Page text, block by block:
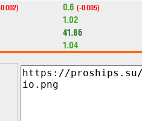
0.6 (-0.005)
1.02
41.86
1.04